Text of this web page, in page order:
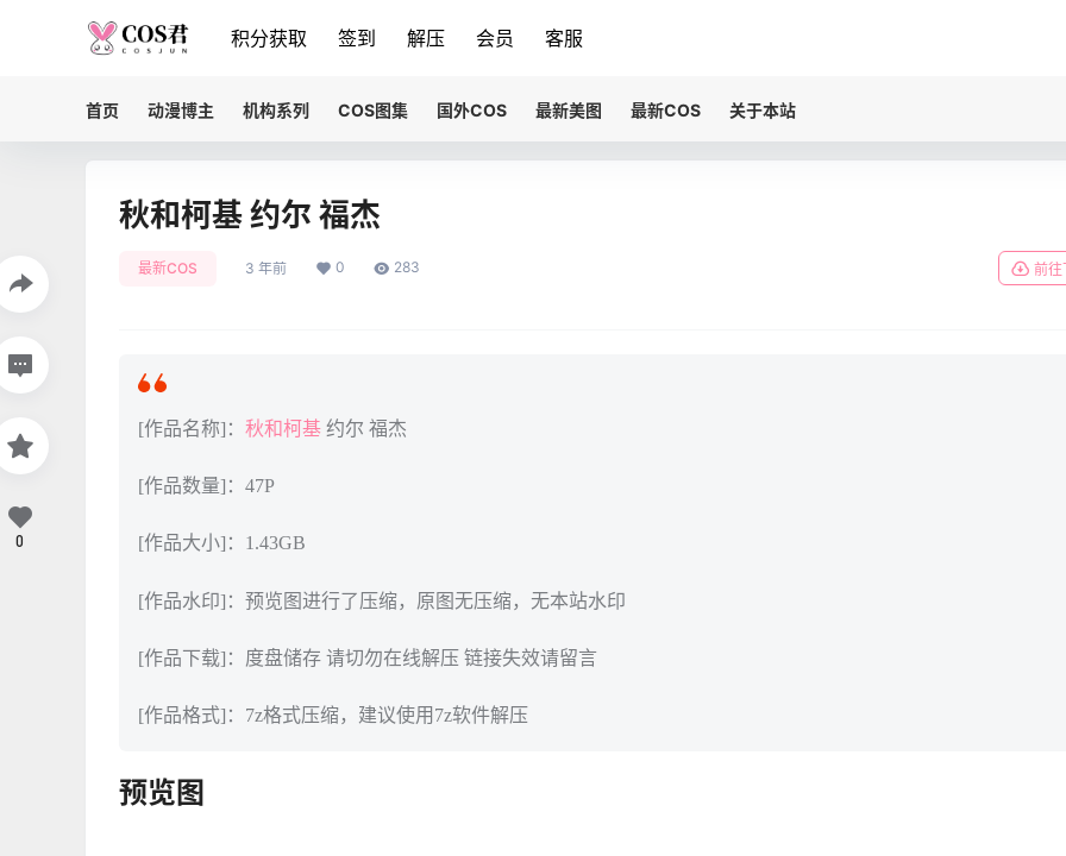
积分获取 签到 解压 会员 客服
首页 动漫博主 机构系列 COS图集 国外COS 最新美图 最新COS 关于本站
秋和柯基 约尔 福杰
最新COS 3 年前 0 283 前往
[作品名称]： 秋和柯基 约尔 福杰
[作品数量]：47P
[作品大小]：1.43GB
[作品水印]：预览图进行了压缩，原图无压缩，无本站水印
[作品下载]：度盘储存 请切勿在线解压 链接失效请留言
[作品格式]：7z格式压缩，建议使用7z软件解压
预览图
0